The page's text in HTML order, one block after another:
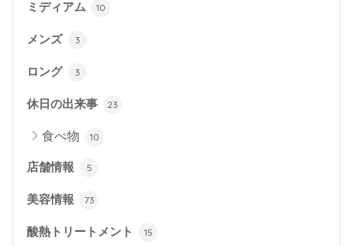
ミディアム 10
メンズ 3
ロング 3
休日の出来事 23
食べ物 10
店舗情報 5
美容情報 73
酸熱トリートメント 15